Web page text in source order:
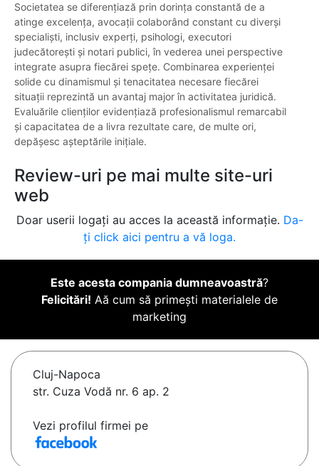
Societatea se diferențiază prin dorința constantă de a
atinge excelența, avocații colaborând constant cu diverși
specialiști, inclusiv experți, psihologi, executori
judecătorești și notari publici, în vederea unei perspective
integrate asupra fiecărei spețe. Combinarea experienței
solide cu dinamismul și tenacitatea necesare fiecărei
situații reprezintă un avantaj major în activitatea juridică.
Evaluările clienților evidențiază profesionalismul remarcabil
și capacitatea de a livra rezultate care, de multe ori,
depășesc așteptările inițiale.
Review-uri pe mai multe site-uri
web
Doar userii logați au acces la această informație. Da-
ți click aici pentru a vă loga.
Este acesta compania dumneavoastră?
Felicitări! Aă cum să primești materialele de
marketing
Cluj-Napoca
str. Cuza Vodă nr. 6 ap. 2
Vezi profilul firmei pe